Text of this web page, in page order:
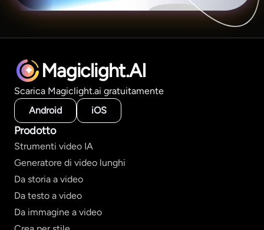
Magiclight.AI
Scarica Magiclight.ai gratuitamente
Android
iOS
Prodotto
Strumenti video IA
Generatore di video lunghi
Da storia a video
Da testo a video
Da immagine a video